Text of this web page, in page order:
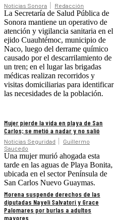
Noticias Sonora Redacción
La Secretaría de Salud Pública de
Sonora mantiene un operativo de
atención y vigilancia sanitaria en el
ejido Cuauhtémoc, municipio de
Naco, luego del derrame químico
causado por el descarrilamiento de
un tren; en el lugar las brigadas
médicas realizan recorridos y
visitas domiciliarias para identificar
las necesidades de la población.
Mujer pierde la vida en playa de San
Carlos; se metió a nadar y no salió
Noticias Seguridad
Guillermo
Saucedo
Una mujer murió ahogada esta
tarde en las aguas de Playa Bonita,
ubicada en el sector Península de
San Carlos Nuevo Guaymas.
Morena suspende derechos de las
diputadas Nayeli Salvatori y Grace
Palomares por burlas a adultos
mayores